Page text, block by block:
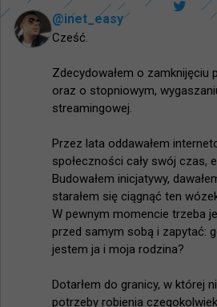
@inet_easy
Cześć.
Zdecydowałem o zamknijęciu
oraz o stopniowym,
streamingowej.
Przez lata oddawałem
społeczności cały swój czas,
Budowałem inicjatywy,
starałem się ciągnąć ten
W pewnym momencie trzeba
przed samym sobą i zapytać:
jestem ja i moja rodzina?
Dotarłem do granicy, w której
potrzeby robienia